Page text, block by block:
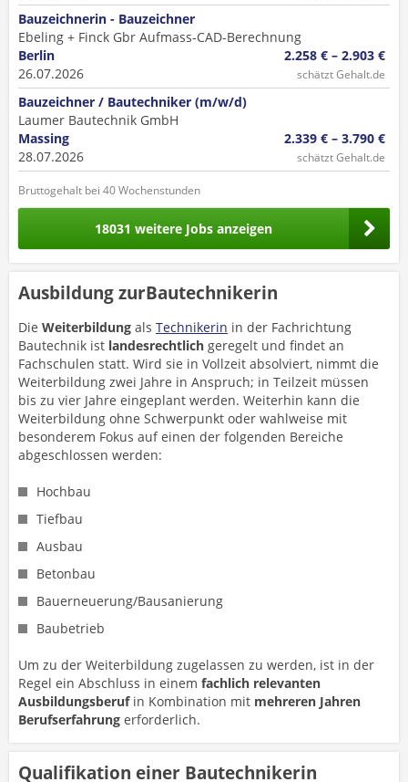
Bauzeichnerin - Bauzeichner
Ebeling + Finck Gbr Aufmass-CAD-Berechnung
Berlin
26.07.2026
2.258 € – 2.903 €
schätzt Gehalt.de
Bauzeichner / Bautechniker (m/w/d)
Laumer Bautechnik GmbH
Massing
28.07.2026
2.339 € – 3.790 €
schätzt Gehalt.de
Bruttogehalt bei 40 Wochenstunden
18031 weitere Jobs anzeigen
Ausbildung zurBautechnikerin
Die Weiterbildung als Technikerin in der Fachrichtung
Bautechnik ist landesrechtlich geregelt und findet an
Fachschulen statt. Wird sie in Vollzeit absolviert, nimmt die
Weiterbildung zwei Jahre in Anspruch; in Teilzeit müssen
bis zu vier Jahre eingeplant werden. Weiterhin kann die
Weiterbildung ohne Schwerpunkt oder wahlweise mit
besonderem Fokus auf einen der folgenden Bereiche
abgeschlossen werden:
Hochbau
Tiefbau
Ausbau
Betonbau
Bauerneuerung/Bausanierung
Baubetrieb
Um zu der Weiterbildung zugelassen zu werden, ist in der
Regel ein Abschluss in einem fachlich relevanten
Ausbildungsberuf in Kombination mit mehreren Jahren
Berufserfahrung erforderlich.
Qualifikation einer Bautechnikerin